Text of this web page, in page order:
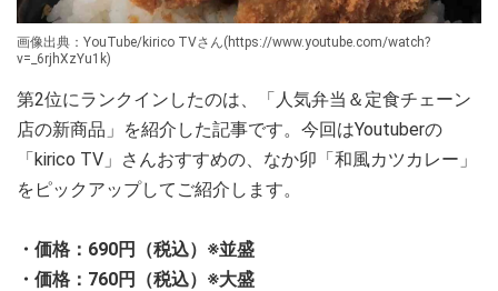
画像出典：YouTube/kirico TVさん(https://www.youtube.com/watch?
v=_6rjhXzYu1k)
第2位にランクインしたのは、「人気弁当＆定食チェーン
店の新商品」を紹介した記事です。今回はYoutuberの
「kirico TV」さんおすすめの、なか卯「和風カツカレー」
をピックアップしてご紹介します。
・価格：690円（税込）※並盛
・価格：760円（税込）※大盛